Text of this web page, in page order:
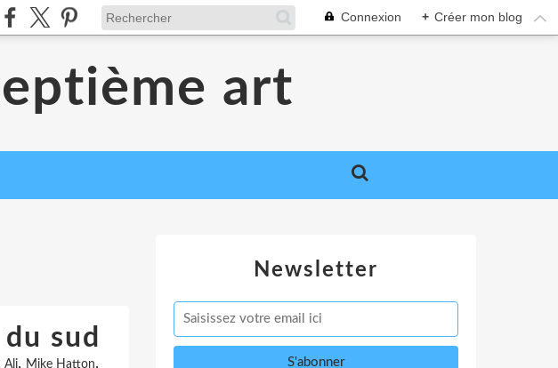
Connexion + Créer mon blog
art
sud
Ali, Mike Hatton,
Newsletter